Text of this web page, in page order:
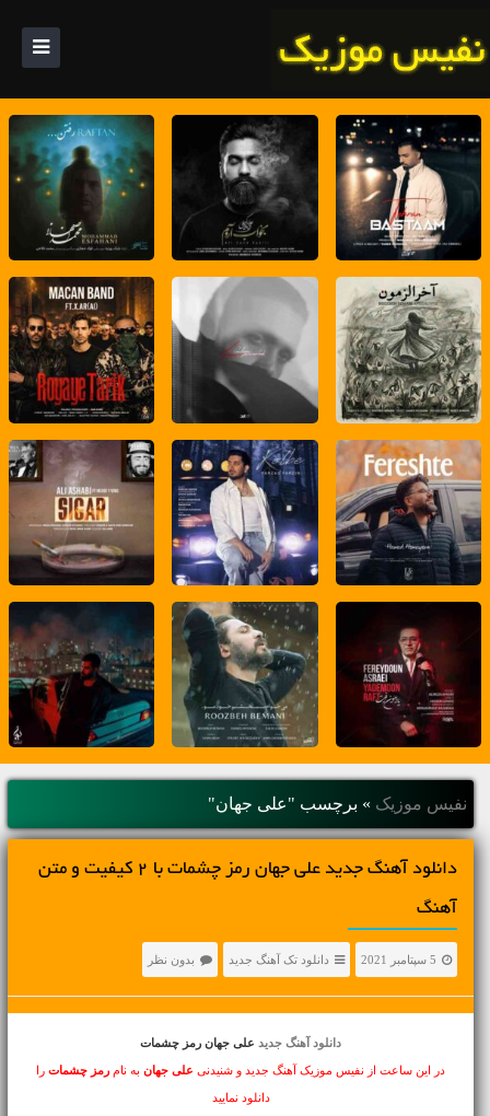
نفیس موزیک » برچسب "علی جهان"
دانلود آهنگ جديد علی جهان رمز چشمات با 2 کیفیت و متن
آهنگ
5 سپتامبر 2021 دانلود تک آهنگ جدید بدون نظر
دانلود آهنگ جدید علی جهان رمز چشمات
در این ساعت از نفیس موزیک آهنگ جدید و شنیدنی علی جهانبه نام رمز چشماترا
دانلود نمایید